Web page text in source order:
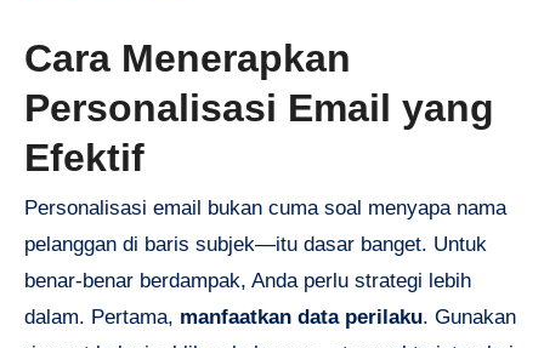
Cara Menerapkan
Personalisasi Email yang
Efektif
Personalisasi email bukan cuma soal menyapa nama
pelanggan di baris subjek—itu dasar banget. Untuk
benar-benar berdampak, Anda perlu strategi lebih
dalam. Pertama, manfaatkan data perilaku. Gunakan